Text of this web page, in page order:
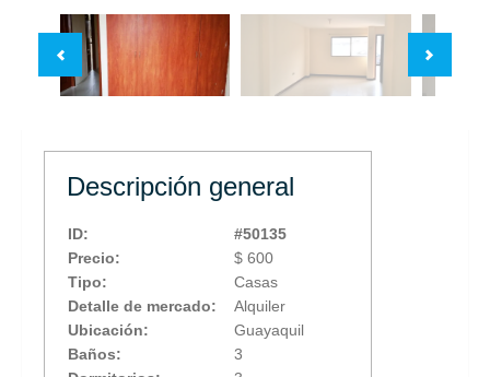
Descripción general
ID:
#50135
Precio:
$ 600
Tipo:
Casas
Detalle de mercado:
Alquiler
Ubicación:
Guayaquil
Baños:
3